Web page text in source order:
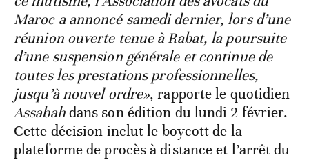
Maroc a annoncé samedi dernier, lors d’une
réunion ouverte tenue à Rabat, la poursuite
d’une suspension générale et continue de
toutes les prestations professionnelles,
jusqu’à nouvel ordre», rapporte le quotidien
Assabahdans son édition du lundi 2 février.
Cette décision inclut le boycott de la
plateforme de procès à distance et l’arrêt du